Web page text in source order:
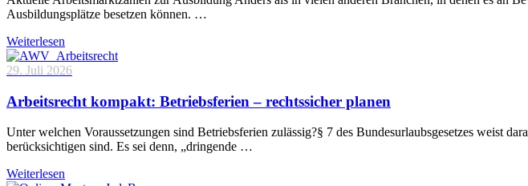
Ausbildungsplätze besetzen können. …
Weiterlesen
29. Juli 2026
Arbeitsrecht kompakt: Betriebsferien – rechtssicher planen
Unter welchen Voraussetzungen sind Betriebsferien zulässig?§ 7 des Bundesurlaubsgesetzes weist
berücksichtigen sind. Es sei denn, „dringende …
Weiterlesen